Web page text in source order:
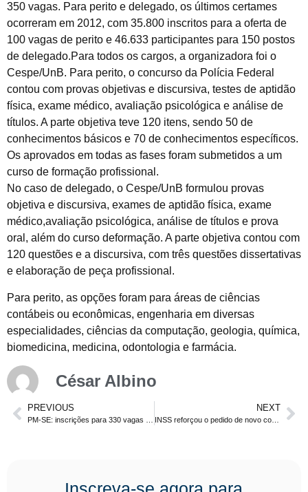
350 vagas. Para perito e delegado, os últimos certames
ocorreram em 2012, com 35.800 inscritos para a oferta de
100 vagas de perito e 46.633 participantes para 150 postos
de delegado.Para todos os cargos, a organizadora foi o
Cespe/UnB. Para perito, o concurso da Polícia Federal
contou com provas objetivas e discursiva, testes de aptidão
física, exame médico, avaliação psicológica e análise de
títulos. A parte objetiva teve 120 itens, sendo 50 de
conhecimentos básicos e 70 de conhecimentos específicos.
Os aprovados em todas as fases foram submetidos a um
curso de formação profissional.
No caso de delegado, o Cespe/UnB formulou provas
objetiva e discursiva, exames de aptidão física, exame
médico,avaliação psicológica, análise de títulos e prova
oral, além do curso deformação. A parte objetiva contou com
120 questões e a discursiva, com três questões dissertativas
e elaboração de peça profissional.
Para perito, as opções foram para áreas de ciências
contábeis ou econômicas, engenharia em diversas
especialidades, ciências da computação, geologia, química,
biomedicina, medicina, odontologia e farmácia.
César Albino
PREVIOUS NEXT
INSS reforçou o pedido de novo concurso. Nível médio e superior